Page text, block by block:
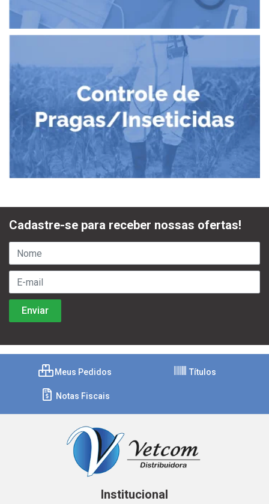
Cadastre-se para receber nossas ofertas!
Meus Pedidos Títulos
Notas Fiscais
Institucional